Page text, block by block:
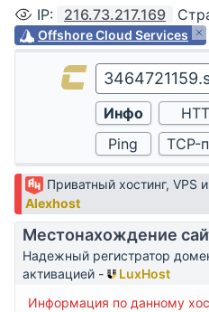
IP: 216.73.217.169
Offshore Cloud Services
Приватный хостинг,
Alexhost
Местонахождение
Надежный регистратор
активацией -
LuxHost
Информация по данному